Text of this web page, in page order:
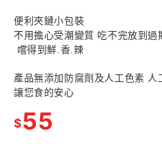
便利夾鏈小包裝
不用擔心受潮變質 吃不完放到過
嚐得到鮮.香.辣
產品無添加防腐劑及人工色素 人
讓您食的安心
$55